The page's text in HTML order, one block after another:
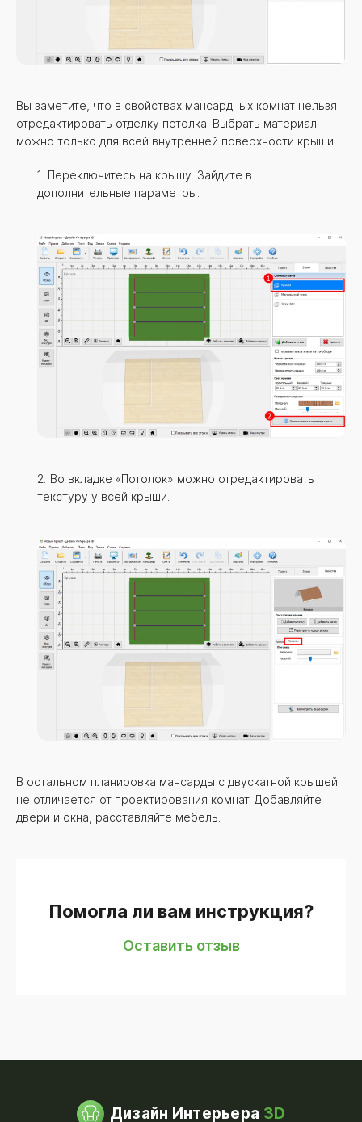
Вы заметите, что в свойствах мансардных комнат нельзя
отредактировать отделку потолка. Выбрать материал
можно только для всей внутренней поверхности крыши:
Переключитесь на крышу. Зайдите в
дополнительные параметры.
Во вкладке «Потолок» можно отредактировать
текстуру у всей крыши.
В остальном планировка мансарды с двускатной крышей
не отличается от проектирования комнат. Добавляйте
двери и окна, расставляйте мебель.
Помогла ли вам инструкция?
Оставить отзыв
Дизайн Интерьера 3D